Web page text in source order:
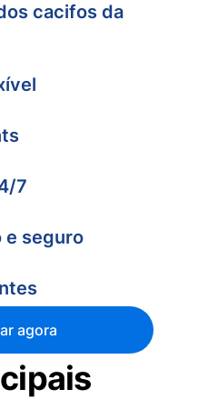
cacifos da
7
e seguro
agora